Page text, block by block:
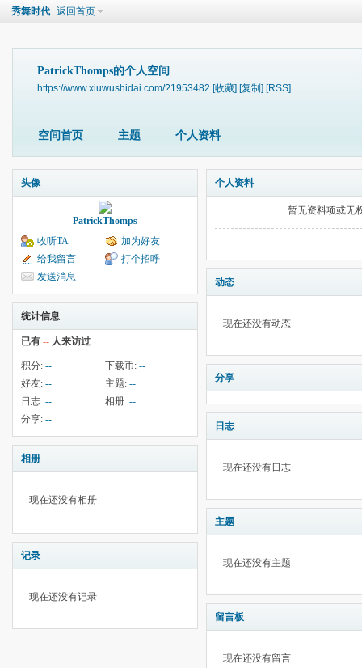
秀舞时代 返回首页
PatrickThomps的个人空间
https://www.xiuwushidai.com/?1953482 [收藏] [复制] [RSS]
空间首页 主题 个人资料
头像
PatrickThomps
收听TA
加为好友
给我留言
打个招呼
发送消息
统计信息
已有 -- 人来访过
积分: -- 下载币: --
好友: -- 主题: --
日志: -- 相册: --
分享: --
相册
现在还没有相册
记录
现在还没有记录
个人资料
暂无资料项或无
动态
现在还没有动态
分享
日志
现在还没有日志
主题
现在还没有主题
留言板
现在还没有留言